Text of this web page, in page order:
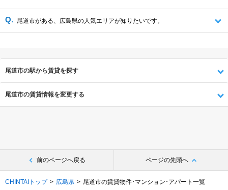
尾道市がある、広島県の人気エリアが知りたいです。
尾道市の駅から賃貸を探す
尾道市の賃貸情報を変更する
前のページへ戻る ページの先頭へ
CHINTAIトップ 広島県 尾道市の賃貸物件･マンション･アパート一覧